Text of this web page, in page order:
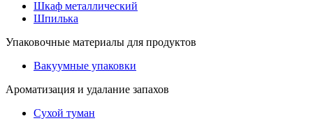
Шкаф металлический
Шпилька
Упаковочные материалы для продуктов
Вакуумные упаковки
Ароматизация и удалание запахов
Сухой туман